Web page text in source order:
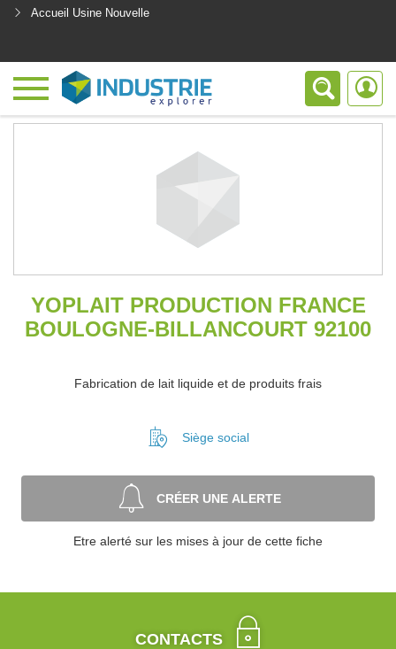
Accueil Usine Nouvelle
YOPLAIT PRODUCTION FRANCE
BOULOGNE-BILLANCOURT 92100
Fabrication de lait liquide et de produits frais
Siège social
CRÉER UNE ALERTE
Etre alerté sur les mises à jour de cette fiche
CONTACTS